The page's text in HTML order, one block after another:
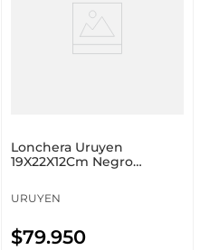
Lonchera Uruyen
19X22X12Cm Negro
URUYEN
$79.950